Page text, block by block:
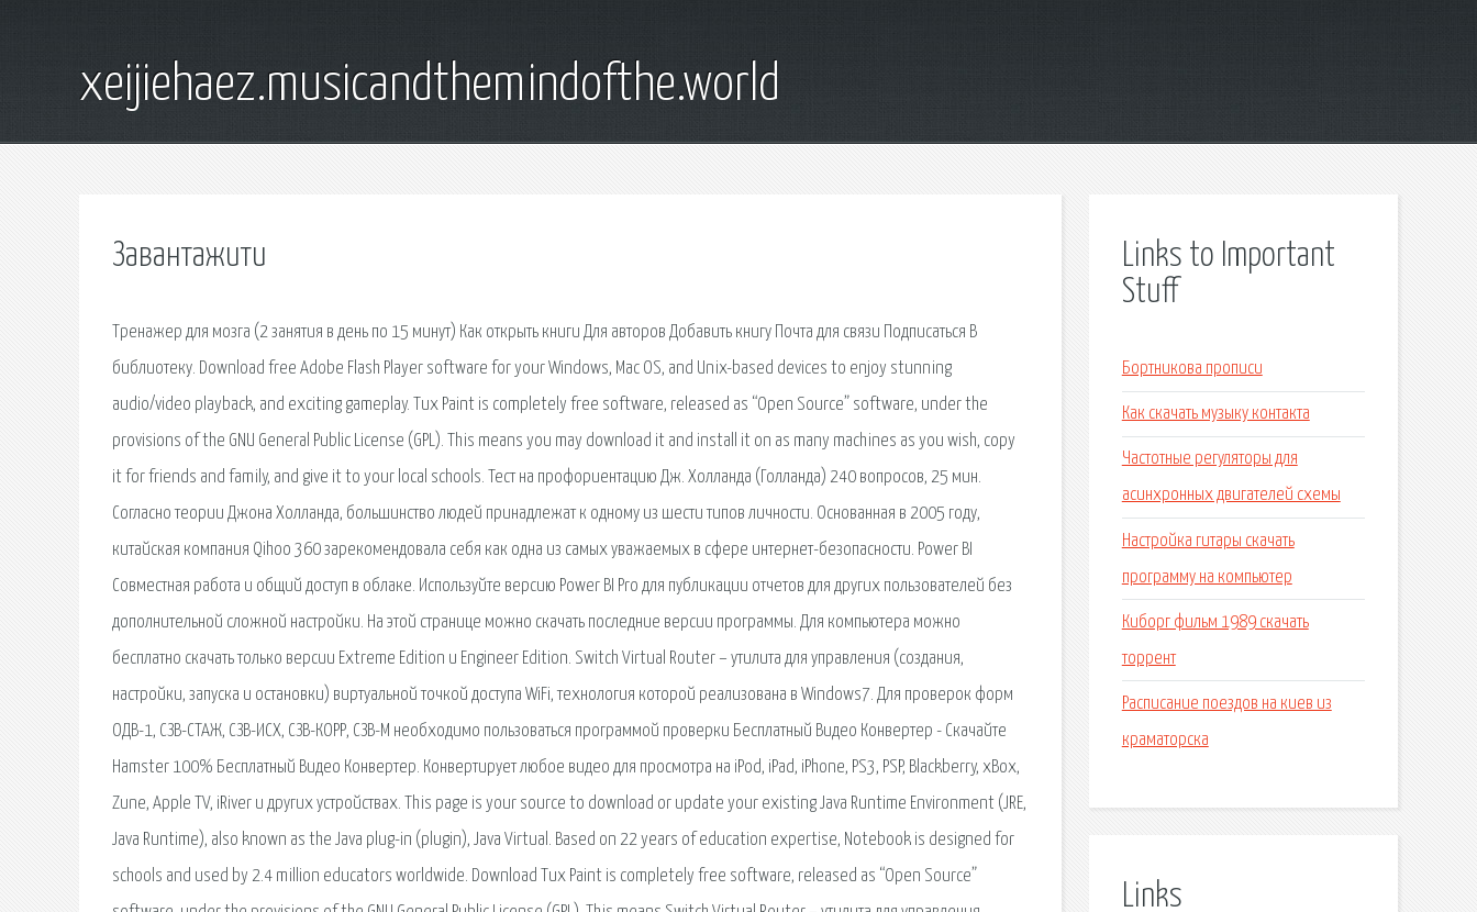
xeijiehaez.musicandthemindofthe.world
Завантажити
Тренажер для мозга (2 занятия в день по 15 минут) Как открыть книги Для авторов Добавить книгу Почта для связи Подписаться В
библиотеку. Download free Adobe Flash Player software for your Windows, Mac OS, and Unix-based devices to enjoy stunning
audio/video playback, and exciting gameplay. Tux Paint is completely free software, released as “Open Source” software, under the
provisions of the GNU General Public License (GPL). This means you may download it and install it on as many machines as you wish, copy
it for friends and family, and give it to your local schools. Тест на профориентацию Дж. Холланда (Голланда) 240 вопросов, 25 мин.
Согласно теории Джона Холланда, большинство людей принадлежат к одному из шести типов личности. Основанная в 2005 году,
китайская компания Qihoo 360 зарекомендовала себя как одна из самых уважаемых в сфере интернет-безопасности. Power BI
Совместная работа и общий доступ в облаке. Используйте версию Power BI Pro для публикации отчетов для других пользователей без
дополнительной сложной настройки. На этой странице можно скачать последние версии программы. Для компьютера можно
бесплатно скачать только версии Extreme Edition и Engineer Edition. Switch Virtual Router – утилита для управления (создания,
настройки, запуска и остановки) виртуальной точкой доступа WiFi, технология которой реализована в Windows7. Для проверок форм
ОДВ-1, СЗВ-СТАЖ, СЗВ-ИСХ, СЗВ-КОРР, СЗВ-М необходимо пользоваться программой проверки Бесплатный Видео Конвертер - Скачайте
Hamster 100% Бесплатный Видео Конвертер. Конвертирует любое видео для просмотра на iPod, iPad, iPhone, PS3, PSP, Blackberry, xBox,
Zune, Apple TV, iRiver и других устройствах. This page is your source to download or update your existing Java Runtime Environment (JRE,
Java Runtime), also known as the Java plug-in (plugin), Java Virtual. Based on 22 years of education expertise, Notebook is designed for
schools and used by 2.4 million educators worldwide. Download Tux Paint is completely free software, released as “Open Source”
Links to Important
Stuff
Бортникова прописи
Как скачать музыку контакта
Частотные регуляторы для
асинхронных двигателей схемы
Настройка гитары скачать
программу на компьютер
Киборг фильм 1989 скачать
торрент
Расписание поездов на киев из
краматорска
Links